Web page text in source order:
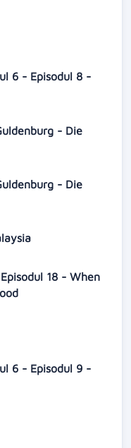
6 - Episodul 8 -
- Die
- Die
18 - When
6 - Episodul 9 -